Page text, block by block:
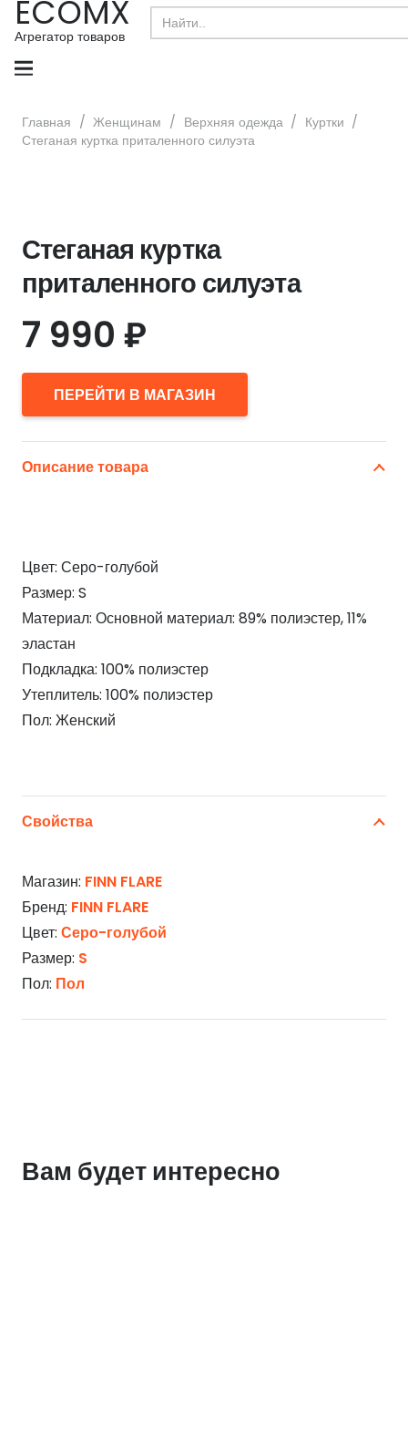
ECOMX
Агрегатор товаров
Search
for:
Главная / Женщинам / Верхняя одежда / Куртки /
Стеганая куртка приталенного силуэта
Стеганая куртка
приталенного силуэта
7 990 ₽
ПЕРЕЙТИ В МАГАЗИН
Описание товара
Цвет: Серо-голубой
Размер: S
Материал: Основной материал: 89% полиэстер, 11%
эластан
Подкладка: 100% полиэстер
Утеплитель: 100% полиэстер
Пол: Женский
Свойства
Магазин: FINN FLARE
Бренд: FINN FLARE
Цвет: Серо-голубой
Размер: S
Пол: Пол
Вам будет интересно